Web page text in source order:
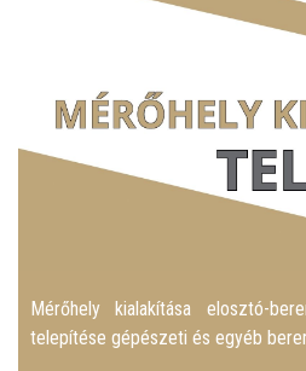
Mérőhely kialakítása elosztó-
telepítése gépészeti és egyéb